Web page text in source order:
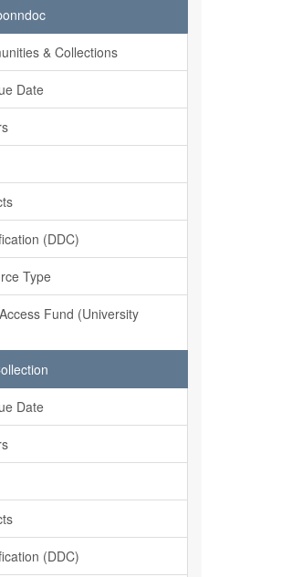
& Collections
Date
(DDC)
Type
Fund (University
Date
(DDC)